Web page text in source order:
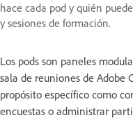
hace cada pod y quién
y sesiones de formación.
Los pods son paneles
sala de reuniones de Adobe
propósito específico como
encuestas o administrar